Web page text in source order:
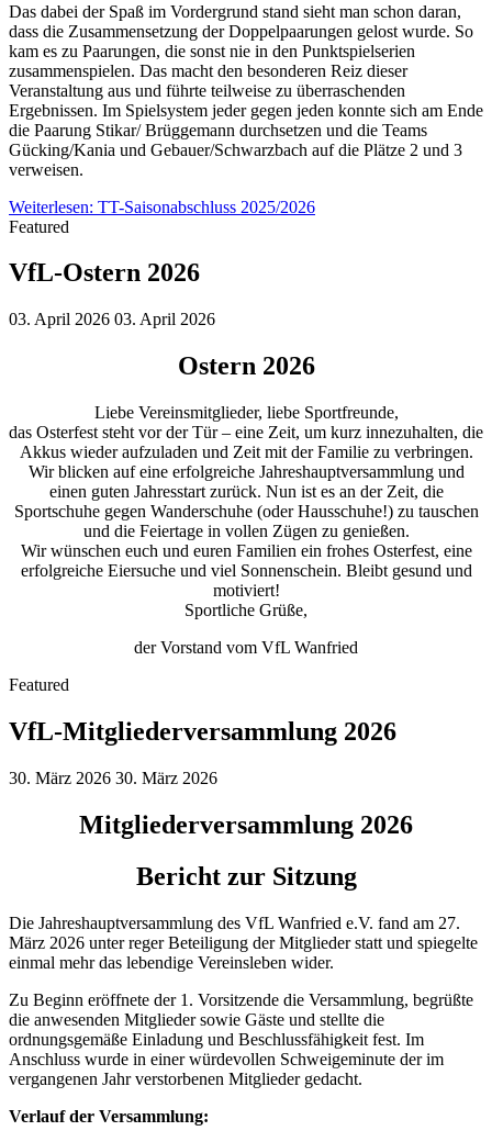
Das dabei der Spaß im Vordergrund stand sieht man schon daran,
dass die Zusammensetzung der Doppelpaarungen gelost wurde. So
kam es zu Paarungen, die sonst nie in den Punktspielserien
zusammenspielen. Das macht den besonderen Reiz dieser
Veranstaltung aus und führte teilweise zu überraschenden
Ergebnissen. Im Spielsystem jeder gegen jeden konnte sich am Ende
die Paarung Stikar/ Brüggemann durchsetzen und die Teams
Gücking/Kania und Gebauer/Schwarzbach auf die Plätze 2 und 3
verweisen.
Weiterlesen: TT-Saisonabschluss 2025/2026
Featured
VfL-Ostern 2026
03. April 2026 03. April 2026
Ostern 2026
Liebe Vereinsmitglieder, liebe Sportfreunde,
das Osterfest steht vor der Tür – eine Zeit, um kurz innezuhalten, die
Akkus wieder aufzuladen und Zeit mit der Familie zu verbringen.
Wir blicken auf eine erfolgreiche Jahreshauptversammlung und
einen guten Jahresstart zurück. Nun ist es an der Zeit, die
Sportschuhe gegen Wanderschuhe (oder Hausschuhe!) zu tauschen
und die Feiertage in vollen Zügen zu genießen.
Wir wünschen euch und euren Familien ein frohes Osterfest, eine
erfolgreiche Eiersuche und viel Sonnenschein. Bleibt gesund und
motiviert!
Sportliche Grüße,
der Vorstand vom VfL Wanfried
Featured
VfL-Mitgliederversammlung 2026
30. März 2026 30. März 2026
Mitgliederversammlung 2026
Bericht zur Sitzung
Die Jahreshauptversammlung des VfL Wanfried e.V. fand am 27.
März 2026 unter reger Beteiligung der Mitglieder statt und spiegelte
einmal mehr das lebendige Vereinsleben wider.
Zu Beginn eröffnete der 1. Vorsitzende die Versammlung, begrüßte
die anwesenden Mitglieder sowie Gäste und stellte die
ordnungsgemäße Einladung und Beschlussfähigkeit fest. Im
Anschluss wurde in einer würdevollen Schweigeminute der im
vergangenen Jahr verstorbenen Mitglieder gedacht.
Verlauf der Versammlung: